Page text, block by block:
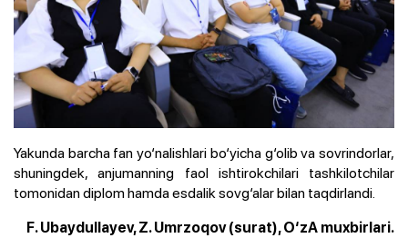
Yakunda barcha fan yo‘nalishlari bo‘yicha g‘olib va sovrindorlar,
shuningdek, anjumanning faol ishtirokchilari tashkilotchilar
tomonidan diplom hamda esdalik sovg‘alar bilan taqdirlandi.
F. Ubaydullayev, Z. Umrzoqov (surat), O‘zA muxbirlari.